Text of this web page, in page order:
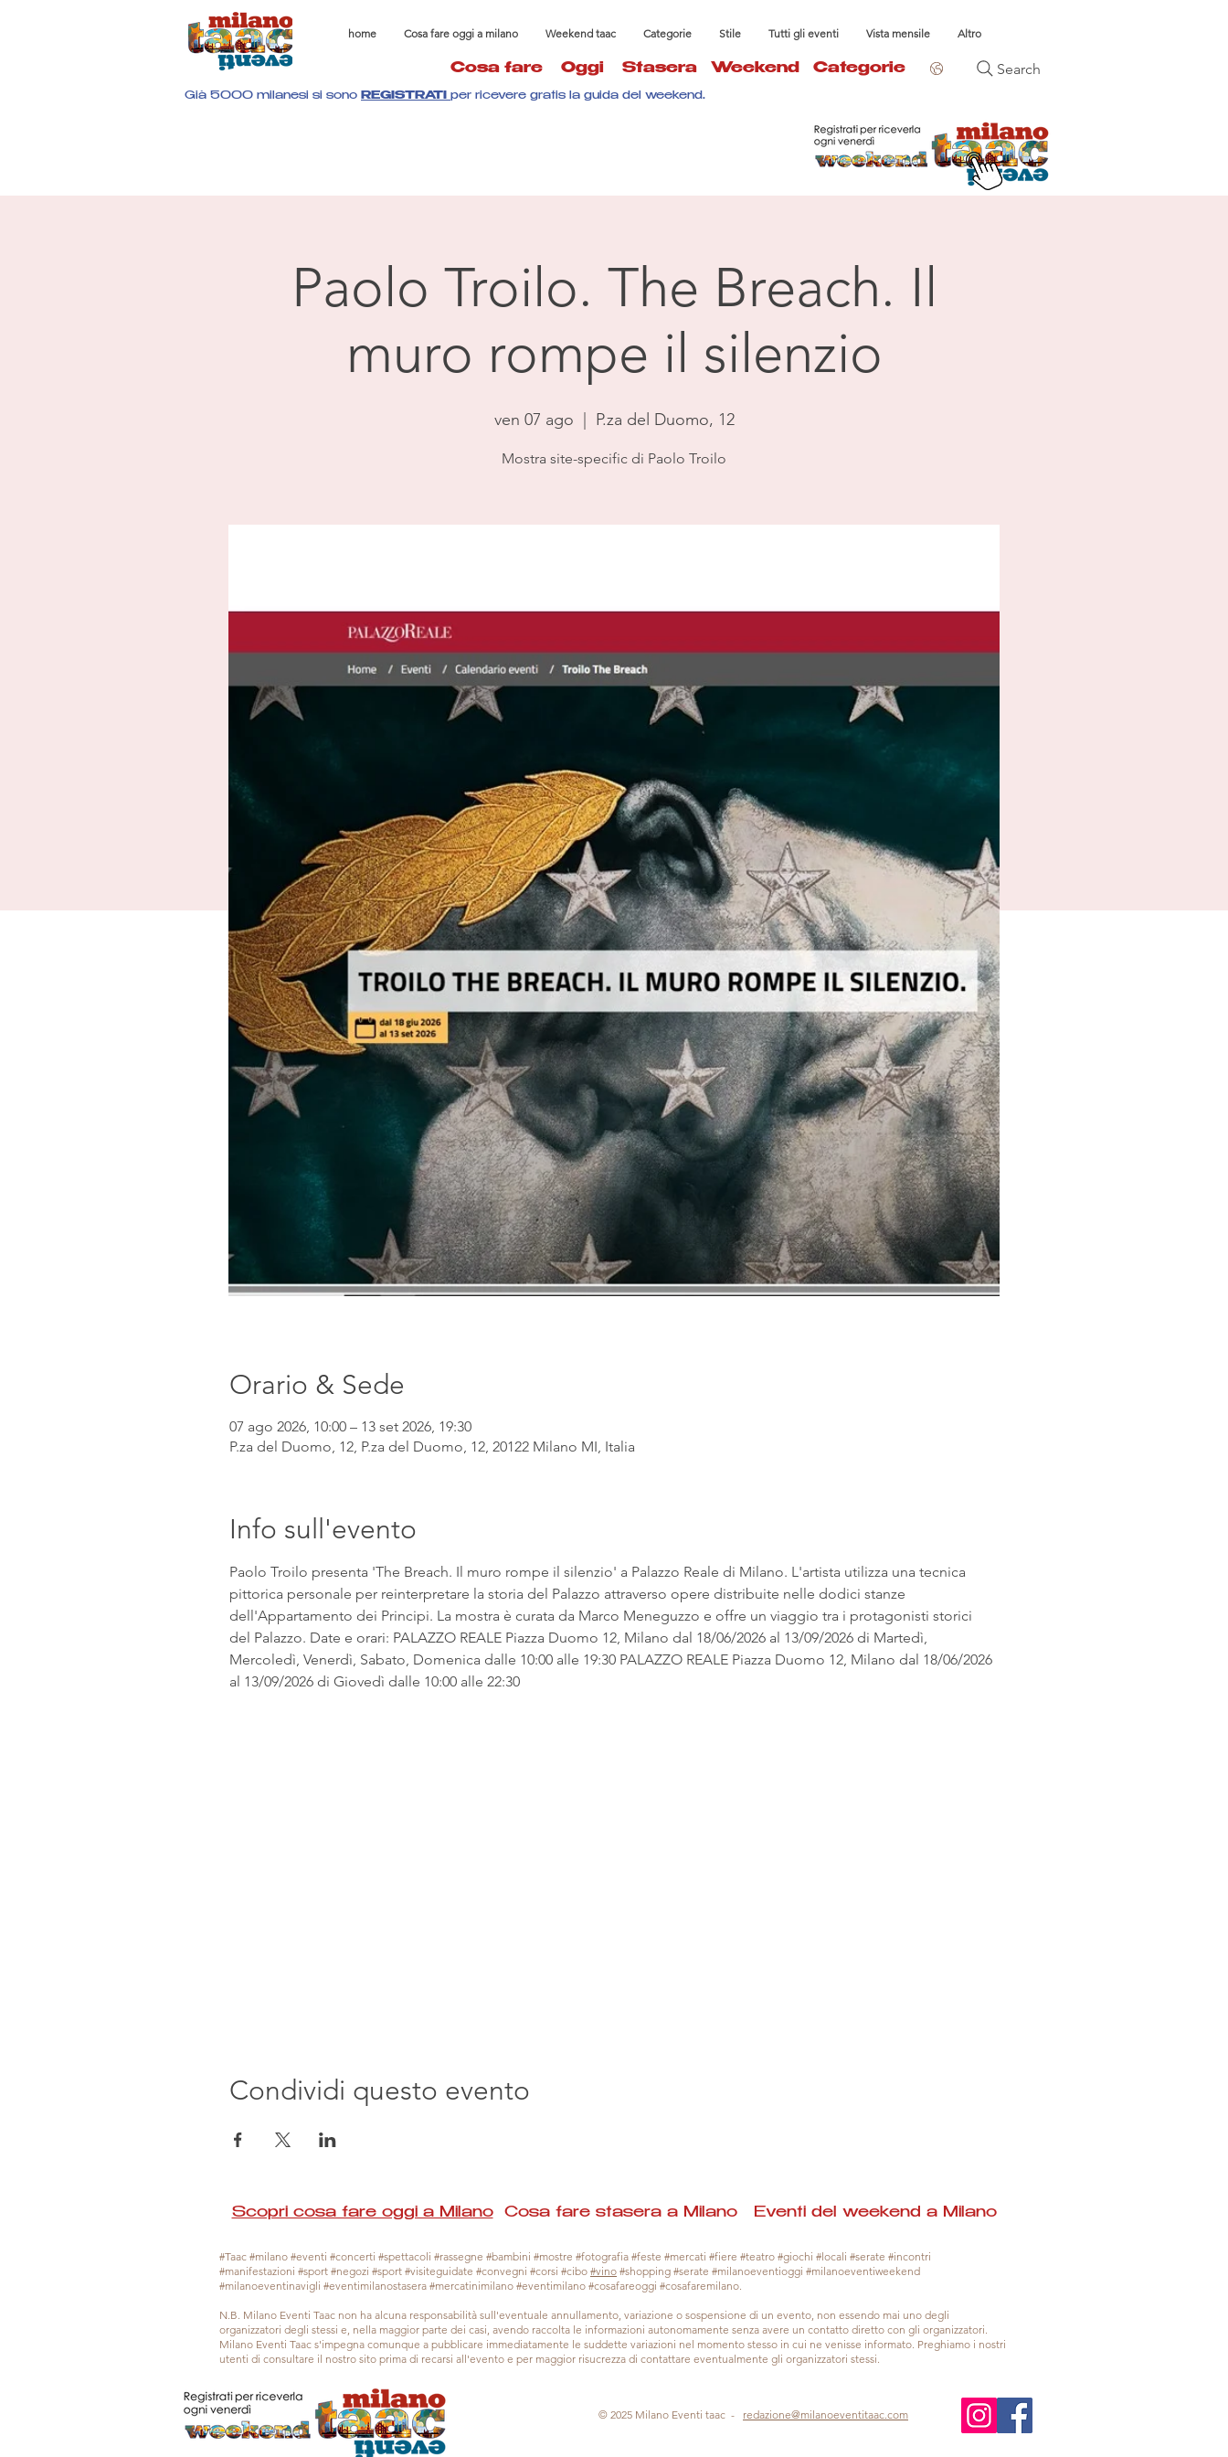
home Cosa fare oggi a milano Weekend taac Categorie Stile Tutti gli eventi Vista mensile Altro
Cosa fare Oggi Stasera Weekend Categorie Search
Già 5000 milanesi si sono REGISTRATI per ricevere gratis la guida del weekend.
Paolo Troilo. The Breach. Il
muro rompe il silenzio
ven 07 ago P.za del Duomo, 12
Mostra site-specific di Paolo Troilo
Orario & Sede
07 ago 2026, 10:00 – 13 set 2026, 19:30
P.za del Duomo, 12, P.za del Duomo, 12, 20122 Milano MI, Italia
Info sull'evento
Paolo Troilo presenta 'The Breach. Il muro rompe il silenzio' a Palazzo Reale di Milano. L'artista utilizza una tecnica
pittorica personale per reinterpretare la storia del Palazzo attraverso opere distribuite nelle dodici stanze
dell'Appartamento dei Principi. La mostra è curata da Marco Meneguzzo e offre un viaggio tra i protagonisti storici
del Palazzo. Date e orari: PALAZZO REALE Piazza Duomo 12, Milano dal 18/06/2026 al 13/09/2026 di Martedì,
Mercoledì, Venerdì, Sabato, Domenica dalle 10:00 alle 19:30 PALAZZO REALE Piazza Duomo 12, Milano dal 18/06/2026
al 13/09/2026 di Giovedì dalle 10:00 alle 22:30
Condividi questo evento
Scopri cosa fare oggi a MilanoCosa fare stasera a Milano Eventi del weekend a Milano
#Taac #milano #eventi #concerti #spettacoli #rassegne #bambini #mostre #fotografia #feste #mercati #fiere #teatro #giochi #locali #serate #incontri
#manifestazioni #sport #negozi #sport #visiteguidate #convegni #corsi #cibo #vino #shopping #serate #milanoeventioggi #milanoeventiweekend
#milanoeventinavigli #eventimilanostasera #mercatinimilano #eventimilano #cosafareoggi #cosafaremilano.
N.B. Milano Eventi Taac non ha alcuna responsabilità sull'eventuale annullamento, variazione o sospensione di un evento, non essendo mai uno degli
organizzatori degli stessi e, nella maggior parte dei casi, avendo raccolta le informazioni autonomamente senza avere un contatto diretto con gli organizzatori.
Milano Eventi Taac s'impegna comunque a pubblicare immediatamente le suddette variazioni nel momento stesso in cui ne venisse informato. Preghiamo i nostri
utenti di consultare il nostro sito prima di recarsi all'evento e per maggior risucrezza di contattare eventualmente gli organizzatori stessi.
© 2025 Milano Eventi taac - redazione@milanoeventitaac.com